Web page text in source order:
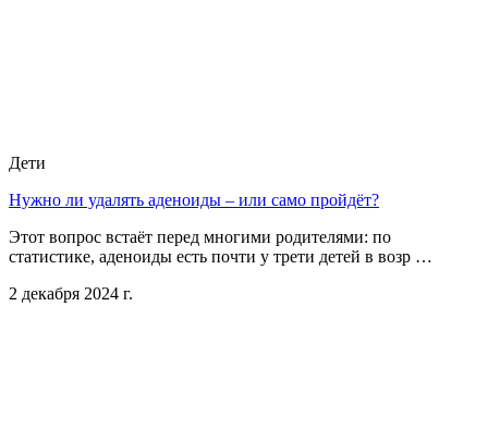
Дети
Нужно ли удалять аденоиды – или само пройдёт?
Этот вопрос встаёт перед многими родителями: по
статистике, аденоиды есть почти у трети детей в возр …
2 декабря 2024 г.